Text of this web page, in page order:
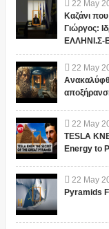
22 May
Καζάνι
Γιώργος:
22 May
22 May
TESLA
Energy to
22 May
Pyramids